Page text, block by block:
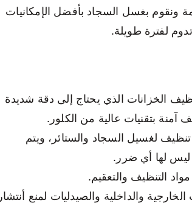
ونقوم بغسل السجاد بأفضل الإمكانيات
لفترة طويلة.
الخزانات الذي يحتاج إلى دقة شديدة
بتقنيات عالية من الكلور.
لغسيل السجاد والستائر، ويتم
ليس لها أي ضرر.
التنظيف والتعقيم.
والداخلية والصيدليات لمنع أنتشار